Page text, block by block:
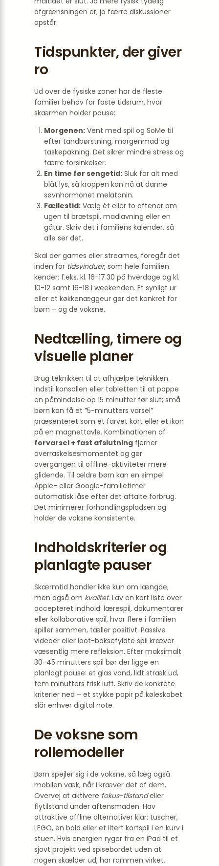
afgrænsningen er, jo færre diskussioner
opstår.
Tidspunkter, der giver
ro
Ud over de fysiske zoner har de fleste
familier behov for faste tidsrum, hvor
skærmen holder pause:
Morgenen: Vent med spil og SoMe til
efter tandbørstning, morgenmad og
taskepakning. Det sikrer mindre stress og
færre forsinkelser.
En time før sengetid: Sluk for alt med
blåt lys, så kroppen kan nå at danne
søvnhormonet melatonin.
Fælles­tid: Vælg ét eller to aftener om
ugen til brætspil, madlavning eller en
gåtur. Skriv det i familiens kalender, så
alle ser det.
Skal der games eller streames, foregår det
inden for tidsvinduer, som hele familien
kender: f.eks. kl. 16-17.30 på hverdage og kl.
10-12 samt 16-18 i weekenden. Et synligt ur
eller et køkken­æggeur gør det konkret for
børn – og de voksne.
Nedtælling, timere og
visuelle planer
Brug teknikken til at afhjælpe teknikken.
Indstil konsollen eller tabletten til at poppe
en påmindelse op 15 minutter før slut; små
børn kan få et ”5-minutters varsel”
præsenteret som et farvet kort eller et ikon
på en magnet­tavle. Kombinationen af
forvarsel + fast afslutning fjerner
overraskelses­momentet og gør
overgangen til offline-aktiviteter mere
glidende. Til ældre børn kan en simpel
Apple- eller Google-familie­timer
automatisk låse efter det aftalte forbrug.
Det minimerer forhandlings­pladsen og
holder de voksne konsistente.
Indholdskriterier og
planlagte pauser
Skærmtid handler ikke kun om længde,
men også om kvalitet. Lav en kort liste over
accepteret indhold: lære­spil, dokumentarer
eller kollaborative spil, hvor flere i familien
spiller sammen, tæller positivt. Passive
videoer eller loot-boksefyldte spil kræver
væsentlig mere refleksion. Efter maksimalt
30-45 minutters spil bør der ligge en
planlagt pause: et glas vand, lidt stræk ud,
fem minutters frisk luft. Skriv de konkrete
kriterier ned – et stykke papir på køleskabet
slår enhver digital note.
De voksne som
rollemodeller
Børn spejler sig i de voksne, så læg også
mobilen væk, når I kræver det af dem.
Overvej at aktivere fokus-tilstandeller
flytilstand under aftensmaden. Hav
attraktive offline alternativer klar: tuscher,
LEGO, en bold eller et iltert kortspil i en kurv i
stuen. Hvis energien ryger fra en iPad til et
sjovt projekt ved spisebordet uden at
nogen skælder ud, har rammen virket.